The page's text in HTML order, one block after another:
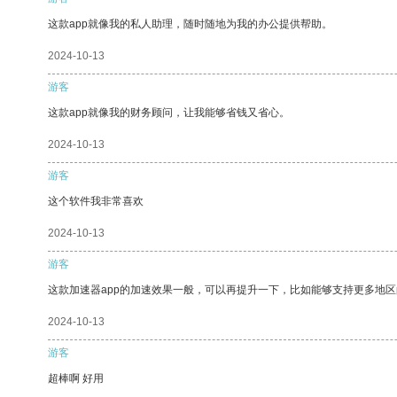
这款app就像我的私人助理，随时随地为我的办公提供帮助。
2024-10-13
游客
这款app就像我的财务顾问，让我能够省钱又省心。
2024-10-13
游客
这个软件我非常喜欢
2024-10-13
游客
这款加速器app的加速效果一般，可以再提升一下，比如能够支持更多地区
2024-10-13
游客
超棒啊 好用